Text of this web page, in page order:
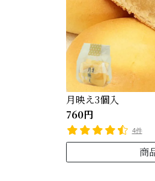
月映え3個入
760円
4件
商